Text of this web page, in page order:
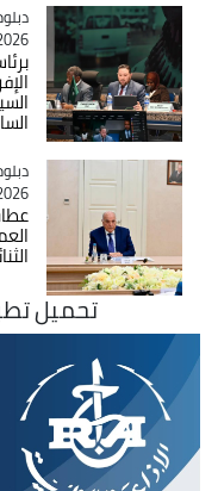
- 10:06
- 20:12
تحميل